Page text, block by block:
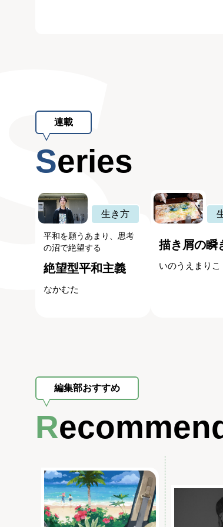
連載
Series
生き方
平和を願うあまり、思考
の沼で絶望する
絶望型平和主義
なかむた
描き屑の瞬
いのうえまりこ
編集部おすすめ